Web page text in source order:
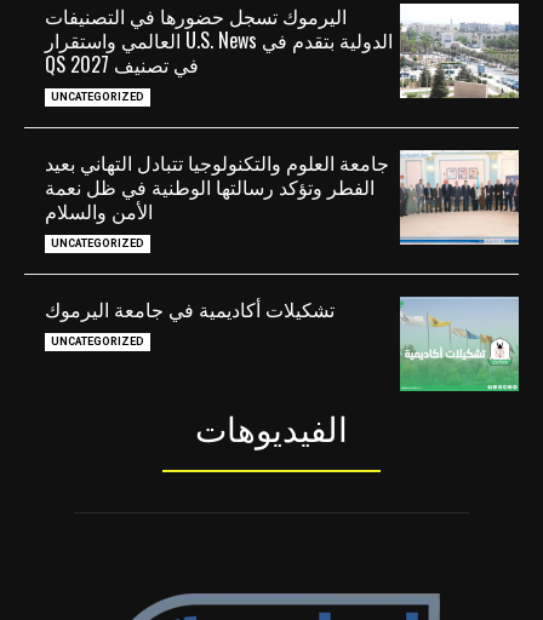
اليرموك تسجل حضورها في التصنيفات
الدولية بتقدم في U.S. News العالمي واستقرار
في تصنيف QS 2027
UNCATEGORIZED
جامعة العلوم والتكنولوجيا تتبادل التهاني بعيد
الفطر وتؤكد رسالتها الوطنية في ظل نعمة
الأمن والسلام
UNCATEGORIZED
تشكيلات أكاديمية في جامعة اليرموك
UNCATEGORIZED
الفيديوهات